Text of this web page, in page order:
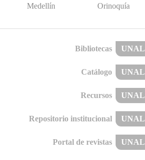
Medellín Orinoquía
Bibliotecas UNAL
Catálogo UNAL
Recursos UNAL
Repositorio institucional UNAL
Portal de revistas UNAL